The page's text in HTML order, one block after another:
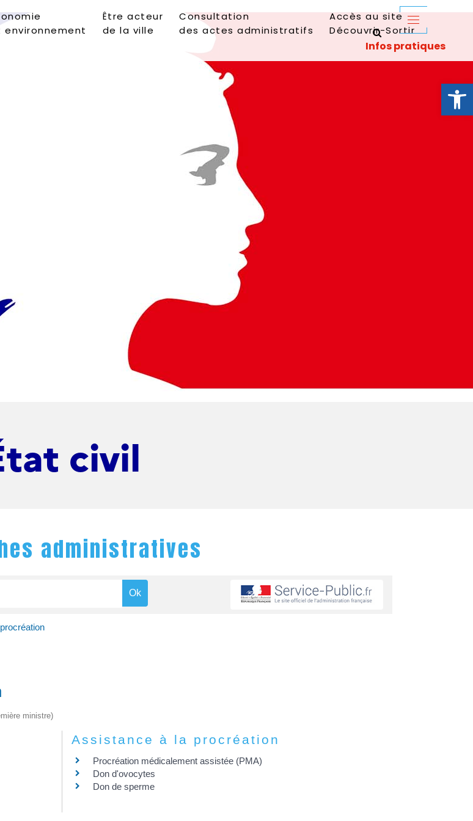
Ouvrir
environnement
Être acteur
de la ville
Consultation
des actes administratifs
Accès au site
Découvrir-Sortir
civil
administratives
ministre)
Assistance à la procréation
Procréation médicalement assistée (PMA)
Don d'ovocytes
Don de sperme